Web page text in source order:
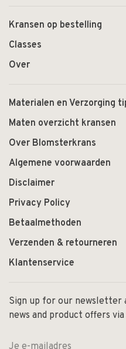
Kransen op bestelling
Classes
Over
Materialen en Verzorging
Maten overzicht kransen
Over Blomsterkrans
Algemene voorwaarden
Disclaimer
Privacy Policy
Betaalmethoden
Verzenden & retourneren
Klantenservice
Sign up for our newsletter
news and product offers